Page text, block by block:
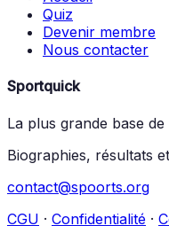
Quiz
Devenir membre
Nous contacter
Sportquick
La plus grande base
Biographies, résultats
contact@spoorts.org
CGU · Confidentialité ·